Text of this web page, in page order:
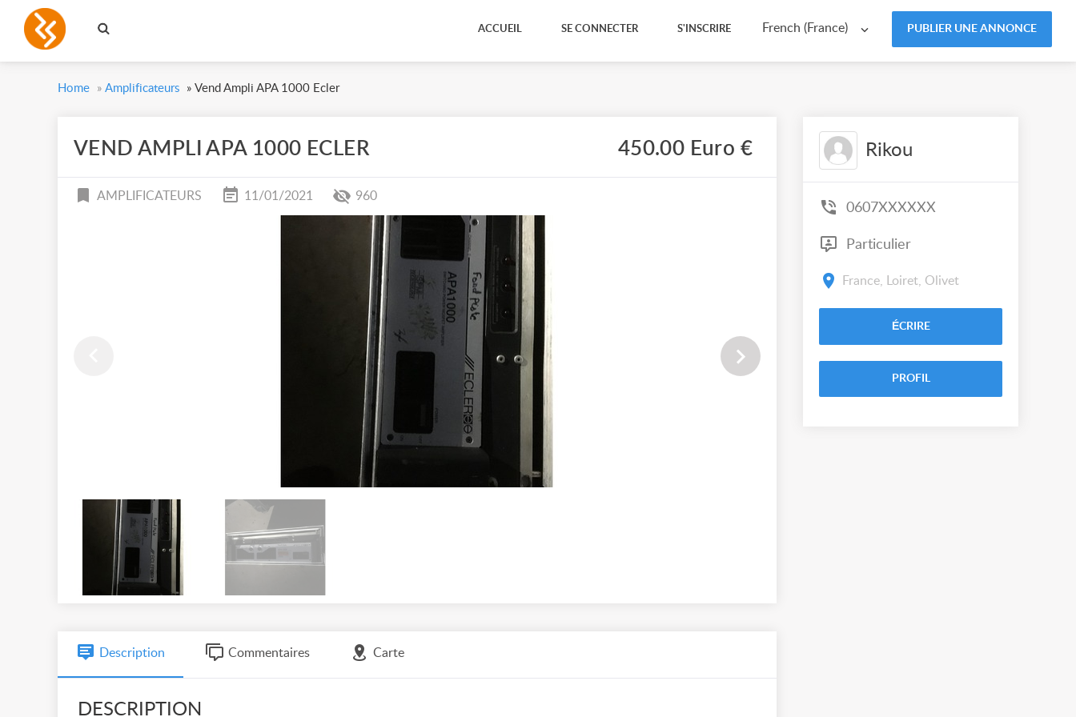
French (France) PUBLIER UNE ANNONCE
ACCUEIL SE CONNECTER S'INSCRIRE
Home » Amplificateurs » Vend Ampli APA 1000 Ecler
VEND AMPLI APA 1000 ECLER 450.00 Euro €
AMPLIFICATEURS 11/01/2021 960
Description Commentaires Carte
DESCRIPTION
Rikou
0607XXXXXX
Particulier
France, Loiret, Olivet
ÉCRIRE
PROFIL